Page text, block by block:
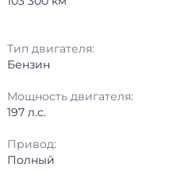
50 000 ₽
Москва
Тип двигателя:
Бензин
Мощность двигателя:
197 л.с.
Привод:
Полный